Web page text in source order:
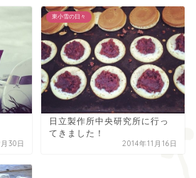
30日
東小雪の日々
日立製作所中央研究所に行っ
てきました！
2014年11月16日